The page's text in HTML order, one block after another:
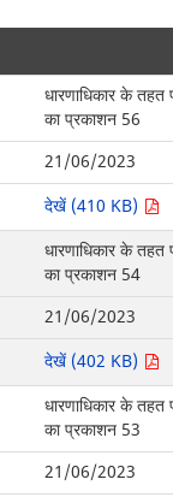
धारणाधिकार के तहत
का प्रकाशन 56
21/06/2023
देखें (410 KB)
धारणाधिकार के तहत
का प्रकाशन 54
21/06/2023
देखें (402 KB)
धारणाधिकार के तहत
का प्रकाशन 53
21/06/2023